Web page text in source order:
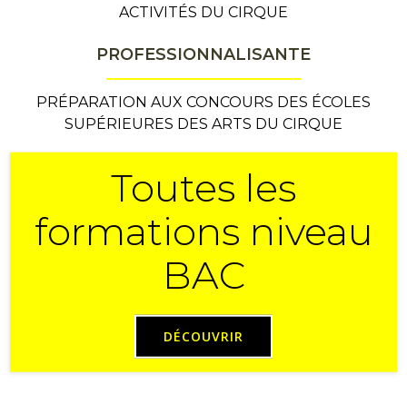
ACTIVITÉS DU CIRQUE
PROFESSIONNALISANTE
PRÉPARATION AUX CONCOURS DES ÉCOLES
SUPÉRIEURES DES ARTS DU CIRQUE
Toutes les
formations niveau
BAC
DÉCOUVRIR